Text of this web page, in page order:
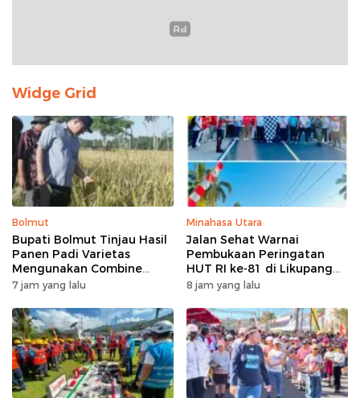
Widge Grid
Bolmut
Bupati Bolmut Tinjau Hasil
Panen Padi Varietas
Mengunakan Combine
Harvester
7 jam yang lalu
Minahasa Utara
Jalan Sehat Warnai
Pembukaan Peringatan
HUT RI ke-81 di Likupang
Barat
8 jam yang lalu